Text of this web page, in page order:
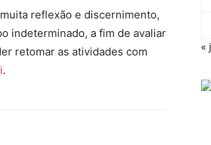
reflexão e discernimento,
indeterminado, a fim de avaliar
retomar as atividades com
.
«